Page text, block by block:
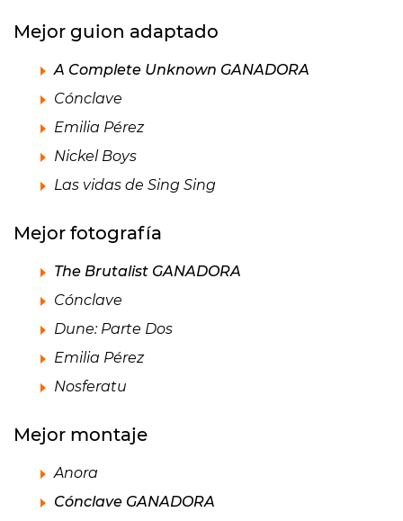
Mejor guion adaptado
A Complete Unknown GANADORA
Cónclave
Emilia Pérez
Nickel Boys
Las vidas de Sing Sing
Mejor fotografía
The Brutalist GANADORA
Cónclave
Dune: Parte Dos
Emilia Pérez
Nosferatu
Mejor montaje
Anora
Cónclave GANADORA